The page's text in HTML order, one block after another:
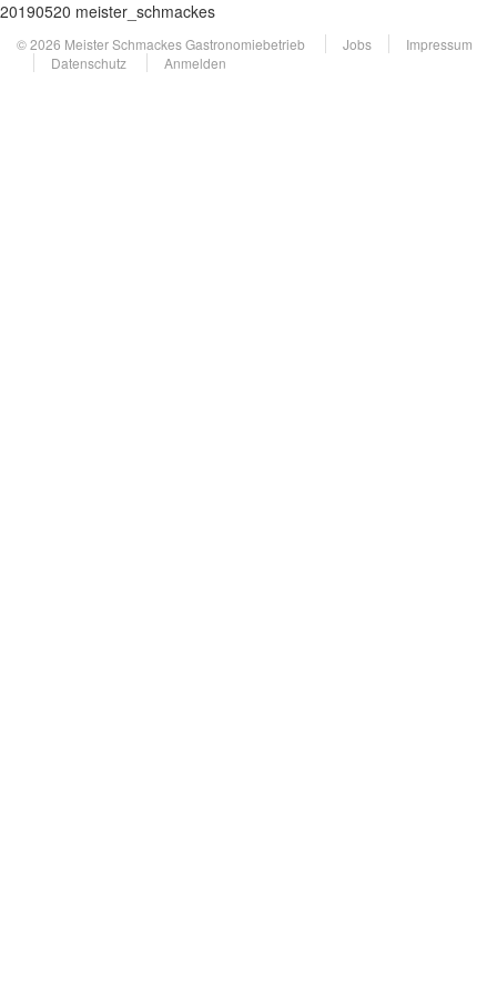
20190520 meister_schmackes
© 2026 Meister Schmackes Gastronomiebetrieb Jobs
Impressum
Datenschutz
Anmelden